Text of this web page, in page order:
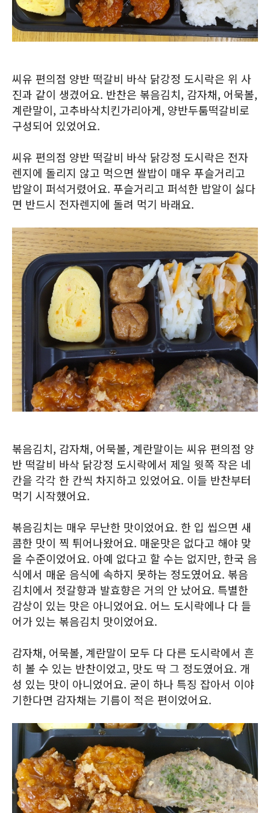
씨유 편의점 양반 떡갈비 바삭 닭강정 도시락은 위 사
진과 같이 생겼어요. 반찬은 볶음김치, 감자채, 어묵볼,
계란말이, 고추바삭치킨가리아게, 양반두툼떡갈비로
구성되어 있었어요.
씨유 편의점 양반 떡갈비 바삭 닭강정 도시락은 전자
렌지에 돌리지 않고 먹으면 쌀밥이 매우 푸슬거리고
밥알이 퍼석거렸어요. 푸슬거리고 퍼석한 밥알이 싫다
면 반드시 전자렌지에 돌려 먹기 바래요.
볶음김치, 감자채, 어묵볼, 계란말이는 씨유 편의점 양
반 떡갈비 바삭 닭강정 도시락에서 제일 윗쪽 작은 네
칸을 각각 한 칸씩 차지하고 있었어요. 이들 반찬부터
먹기 시작했어요.
볶음김치는 매우 무난한 맛이었어요. 한 입 씹으면 새
콤한 맛이 찍 튀어나왔어요. 매운맛은 없다고 해야 맞
을 수준이었어요. 아예 없다고 할 수는 없지만, 한국 음
식에서 매운 음식에 속하지 못하는 정도였어요. 볶음
김치에서 젓갈향과 발효향은 거의 안 났어요. 특별한
감상이 있는 맛은 아니었어요. 어느 도시락에나 다 들
어가 있는 볶음김치 맛이었어요.
감자채, 어묵볼, 계란말이 모두 다 다른 도시락에서 흔
히 볼 수 있는 반찬이었고, 맛도 딱 그 정도였어요. 개
성 있는 맛이 아니었어요. 굳이 하나 특징 잡아서 이야
기한다면 감자채는 기름이 적은 편이었어요.